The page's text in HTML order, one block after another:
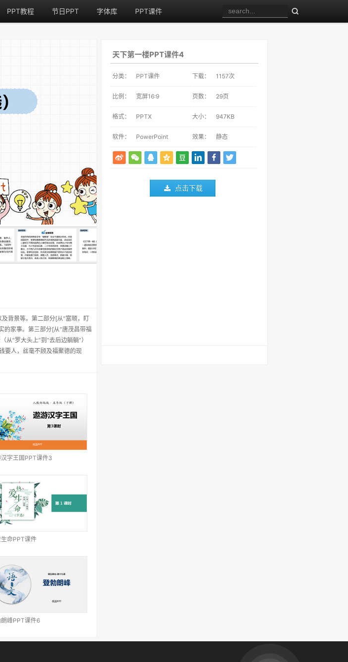
PPT教程 节日PPT 字体库 PPT课件
天下第一楼PPT课件4
分类： PPT课件 下载： 1157次
比例： 宽屏16:9 页数： 29页
格式： PPTX 大小： 947KB
软件： PowerPoint 效果： 静态
点击下载
背景等。第二部分[从“富顺，盯
的家事。第三部分[从“唐茂昌带福
“罗大头上”到“去后边躺躺”）
要人，丝毫不顾及福聚德的现
字王国PPT课件3
命PPT课件
峰PPT课件6